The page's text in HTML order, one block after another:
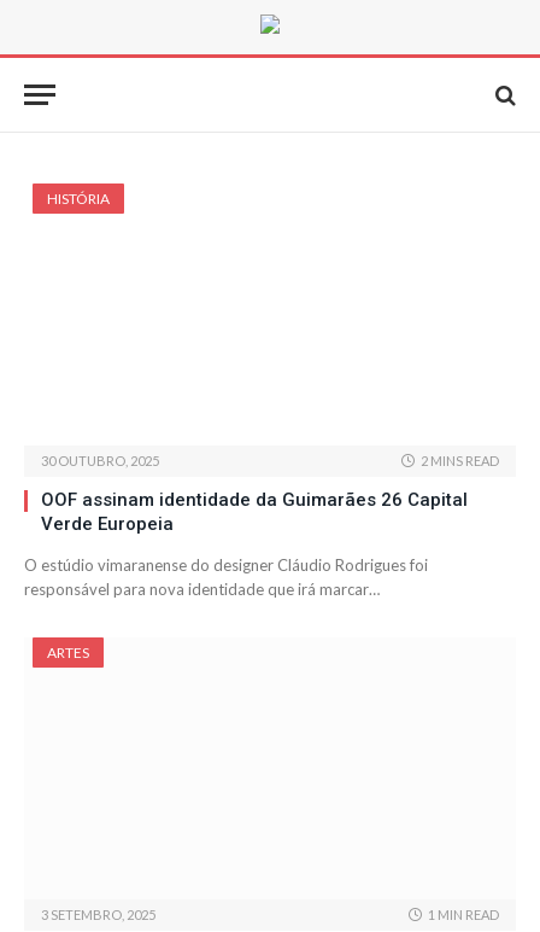
HISTÓRIA
30 OUTUBRO, 2025 2 MINS READ
OOF assinam identidade da Guimarães 26 Capital
Verde Europeia
O estúdio vimaranense do designer Cláudio Rodrigues foi
responsável para nova identidade que irá marcar…
ARTES
3 SETEMBRO, 2025 1 MIN READ